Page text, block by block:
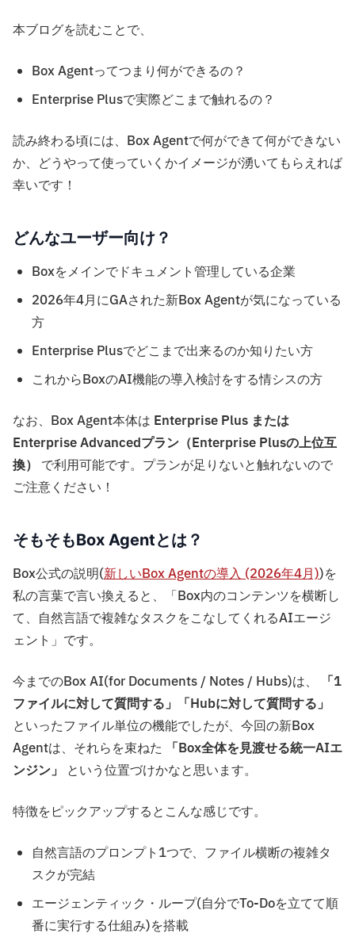
本ブログを読むことで、
Box Agentってつまり何ができるの？
Enterprise Plusで実際どこまで触れるの？
読み終わる頃には、Box Agentで何ができて何ができない
か、どうやって使っていくかイメージが湧いてもらえれば
幸いです！
どんなユーザー向け？
Boxをメインでドキュメント管理している企業
2026年4月にGAされた新Box Agentが気になっている
方
Enterprise Plusでどこまで出来るのか知りたい方
これからBoxのAI機能の導入検討をする情シスの方
なお、Box Agent本体は Enterprise Plus または
Enterprise Advancedプラン（Enterprise Plusの上位互
換） で利用可能です。プランが足りないと触れないので
ご注意ください！
そもそもBox Agentとは？
Box公式の説明(新しいBox Agentの導入 (2026年4月))を
私の言葉で言い換えると、「Box内のコンテンツを横断し
て、自然言語で複雑なタスクをこなしてくれるAIエージ
ェント」です。
今までのBox AI(for Documents / Notes / Hubs)は、
「1
ファイルに対して質問する」「Hubに対して質問する」
といったファイル単位の機能でしたが、今回の新Box
Agentは、それらを束ねた 「Box全体を見渡せる統一AIエ
ンジン」
という位置づけかなと思います。
特徴をピックアップするとこんな感じです。
自然言語のプロンプト1つで、ファイル横断の複雑タ
スクが完結
エージェンティック・ループ(自分でTo-Doを立てて順
番に実行する仕組み)を搭載